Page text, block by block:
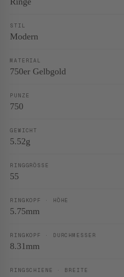
STIL
Modern
MATERIAL
750er Gelbgold
PUNZE
750
GEWICHT
5.52g
RINGGRÖSSE
55
RINGKOPF · HÖHE
5.75mm
RINGKOPF · DURCHMESSER
8.31mm
RINGSCHIENE · BREITE